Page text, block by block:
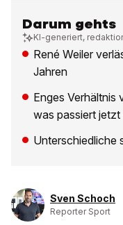
Darum gehts
KI-generiert,
René Weiler
Jahren
Enges Verhältnis
was passiert jetzt
Unterschiedliche
Sven Schoch
Reporter Sport